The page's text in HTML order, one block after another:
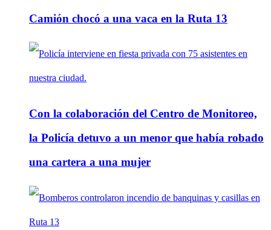
Camión chocó a una vaca en la Ruta 13
Con la colaboración del Centro de Monitoreo,
la Policía detuvo a un menor que había robado
una cartera a una mujer